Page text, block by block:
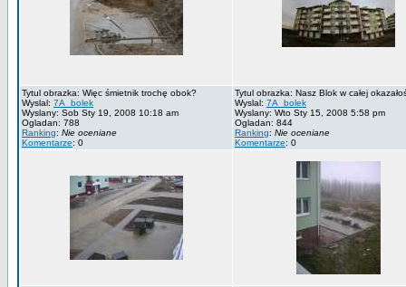
Tytul obrazka: Więc śmietnik trochę obok?
Wyslal: 7A_bolek
Wyslany: Sob Sty 19, 2008 10:18 am
Ogladan: 788
Ranking: Nie oceniane
Komentarze: 0
Tytul obrazka: Nasz Blok w całej
Wyslal: 7A_bolek
Wyslany: Wto Sty 15, 2008 5:58 pm
Ogladan: 844
Ranking: Nie oceniane
Komentarze: 0